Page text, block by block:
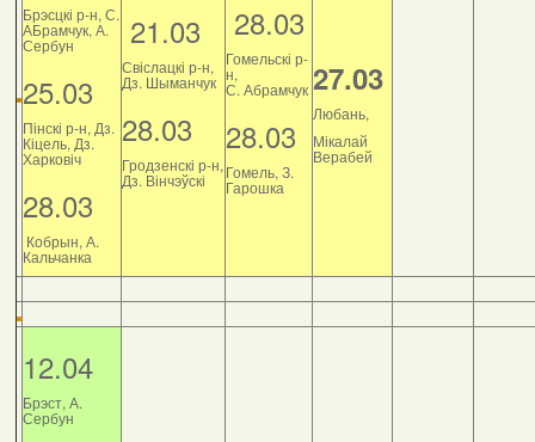
Брэсцкі р-н, С.
АБрамчук, А.
Сербун
25.03
Пінскі р-н, Дз.
Кіцель, Дз.
Харковіч
28.03
Кобрын, А.
Кальчанка
21.03
Свіслацкі р-н,
Дз. Шыманчук
28.03
Гродзенскі р-н,
Дз. Вінчэўскі
28.03
Гомельскі р-
н,
С. Абрамчук
28.03
Гомель, З.
Гарошка
27.03
Любань,
Мікалай
Верабей
12.04
Брэст, А.
Сербун